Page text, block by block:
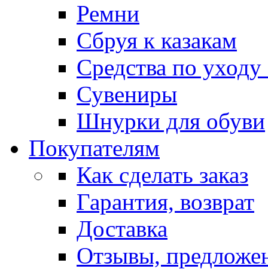
Ремни
Сбруя к казакам
Средства по
Сувениры
Шнурки для обуви
Покупателям
Как сделать заказ
Гарантия, возврат
Доставка
Отзывы,